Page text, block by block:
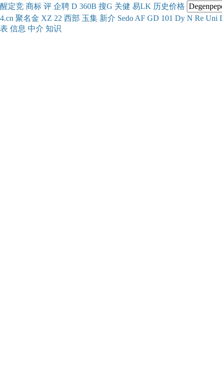
醒定竞 商标 评 企聘 D 360B 搜G 关健 易LK 历史价格
4.cn 聚名金 XZ 22 西部 玉集 新介 Sedo AF GD 101 Dy N Re Uni
表 信息 中介 知识